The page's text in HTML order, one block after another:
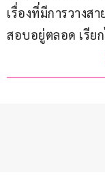
เรื่องที่มีการวางส
สอบอยู่ตลอด เรีย